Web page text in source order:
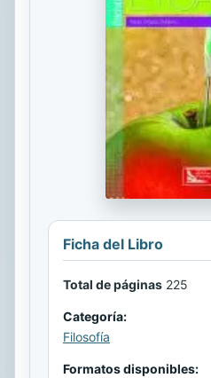
Ficha del Libro
Total de páginas 225
Categoría:
Filosofía
Formatos disponibles: